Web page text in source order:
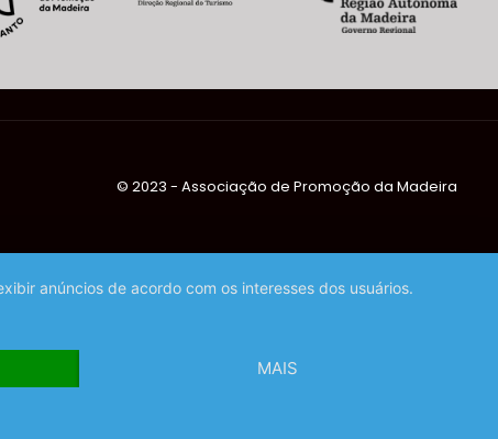
©️ 2023 - Associação de Promoção da Madeira
anúncios de acordo com os interesses dos usuários.
MAIS